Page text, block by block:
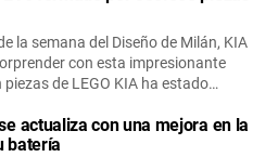
la semana del Diseño de Milán, KIA
con esta impresionante
de LEGO KIA ha estado…
actualiza con una mejora en la
batería